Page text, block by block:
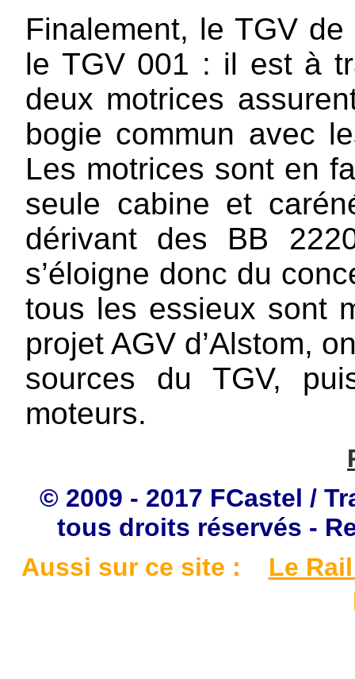
Finalement, le TGV
le TGV 001 : il est à
deux motrices
bogie commun avec
Les motrices sont en
seule cabine et
dérivant des BB
s’éloigne donc du
tous les essieux sont
projet AGV d’Alstom,
sources du TGV,
moteurs.
© 2009 - 2017 FCastel /
tous droits réservés -
Aussi sur ce site :
Le